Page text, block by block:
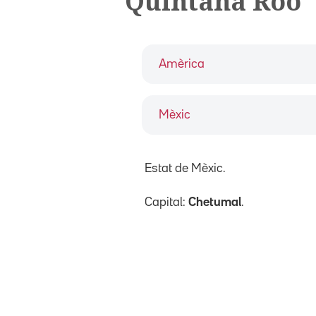
Amèrica
Mèxic
Estat de Mèxic.
Capital: Chetumal.